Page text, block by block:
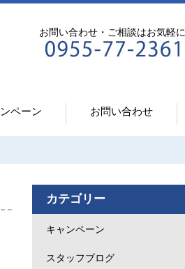
お問い合わせ・ご相談はお気軽に
ペーン お問い合わせ
カテゴリー
キャンペーン
スタッフブログ